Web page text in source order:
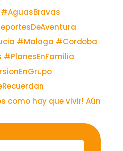
como hay que vivir! Aún